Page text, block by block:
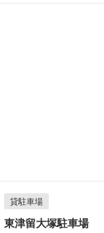
貸駐車場
東津留大塚駐車場